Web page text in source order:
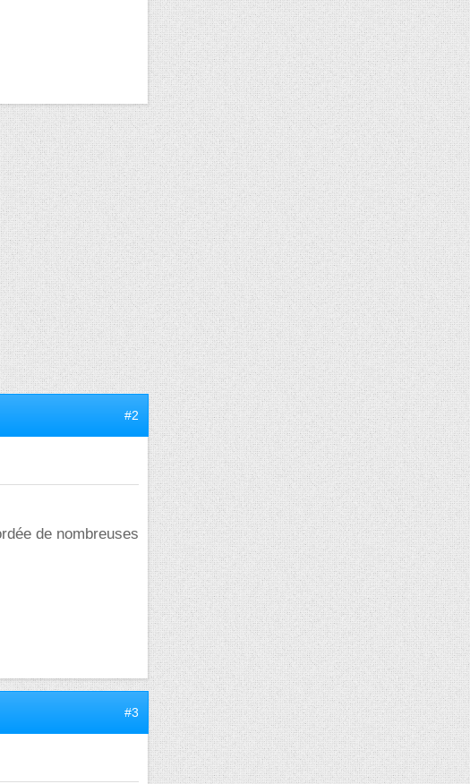
#2
de nombreuses
#3